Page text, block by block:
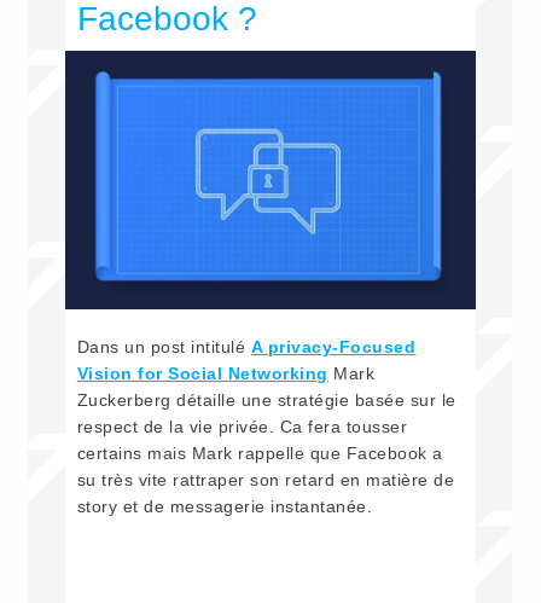
Facebook ?
Dans un post intitulé A privacy-Focused
Vision for Social Networking Mark
Zuckerberg détaille une stratégie basée sur le
respect de la vie privée. Ca fera tousser
certains mais Mark rappelle que Facebook a
su très vite rattraper son retard en matière de
story et de messagerie instantanée.